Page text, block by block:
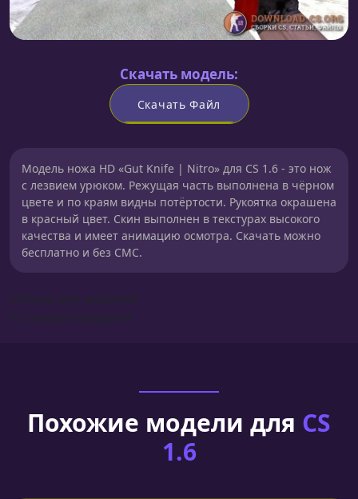
Скачать модель:
Скачать Файл
Модель ножа HD «Gut Knife | Nitro» для CS 1.6 - это нож
с лезвием урюком. Режущая часть выполнена в чёрном
цвете и по краям видны потёртости. Рукоятка окрашена
в красный цвет. Скин выполнен в текстурах высокого
качества и имеет анимацию осмотра. Скачать можно
бесплатно и без СМС.
Похожие модели для CS
1.6